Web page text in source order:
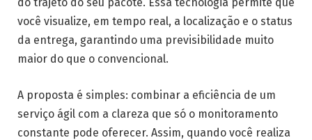
você visualize, em tempo real, a localização e o status
da entrega, garantindo uma previsibilidade muito
maior do que o convencional.
A proposta é simples: combinar a eficiência de um
serviço ágil com a clareza que só o monitoramento
constante pode oferecer. Assim, quando você realiza